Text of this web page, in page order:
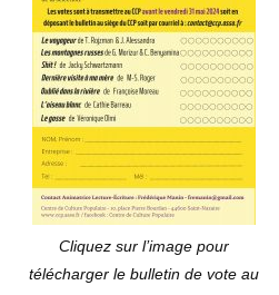
Cliquez sur l’image pour
télécharger le bulletin de vote au